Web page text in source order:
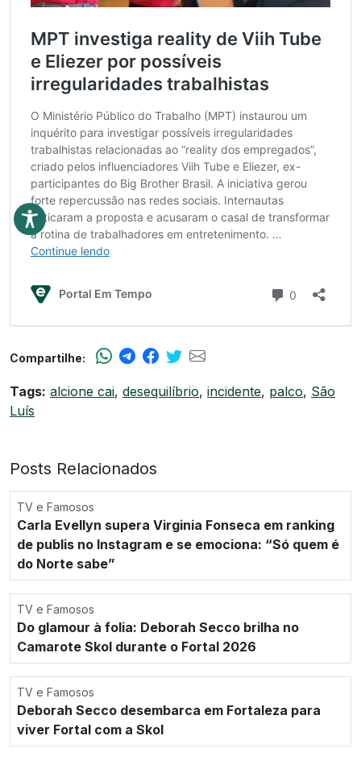
Compartilhe:
Tags: alcione cai, desequilíbrio, incidente, palco, São
Luís
Posts Relacionados
TV e Famosos
Carla Evellyn supera Virginia Fonseca em ranking
de publis no Instagram e se emociona: “Só quem é
do Norte sabe”
TV e Famosos
Do glamour à folia: Deborah Secco brilha no
Camarote Skol durante o Fortal 2026
TV e Famosos
Deborah Secco desembarca em Fortaleza para
viver Fortal com a Skol